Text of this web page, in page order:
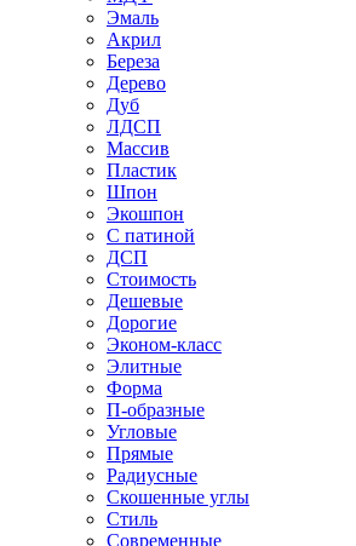
Эмаль
Акрил
Береза
Дерево
Дуб
ЛДСП
Массив
Пластик
Шпон
Экошпон
С патиной
ДСП
Стоимость
Дешевые
Дорогие
Эконом-класс
Элитные
Форма
П-образные
Угловые
Прямые
Радиусные
Скошенные углы
Стиль
Современные